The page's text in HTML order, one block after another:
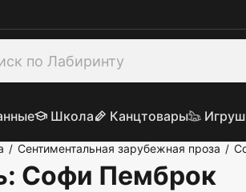
Школа Канцтовары
/ Сентиментальная зарубежная проза /
: Софи Пемброк